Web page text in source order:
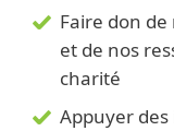
Faire don
et de nos
charité
Appuyer